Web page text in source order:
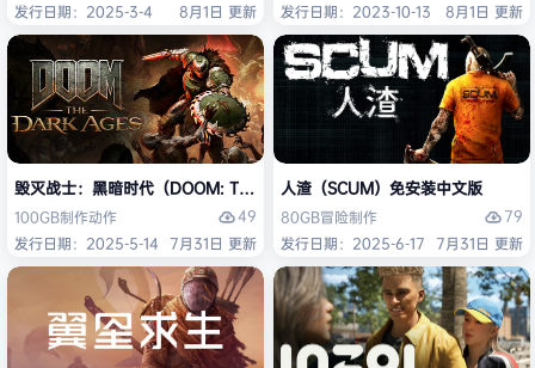
发行日期：2025-3-4
8月1日 更新
发行日期：2023-10-13
8月1日 更新
毁灭战士：黑暗时代（DOOM: The Dark Ages）免安装中文版
100GB制作动作
49
发行日期：2025-5-14 7月31日 更新
人渣（SCUM）免安装中文版
80GB冒险制作
79
发行日期：2025-6-17 7月31日 更新